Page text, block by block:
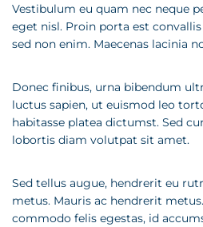
Vestibulum eu quam nec neque
eget nisl. Proin porta est
sed non enim. Maecenas lacinia
Donec finibus, urna bibendum
luctus sapien, ut euismod leo
habitasse platea dictumst. Sed
lobortis diam volutpat sit amet.
Sed tellus augue, hendrerit eu
metus. Mauris ac hendrerit
commodo felis egestas, id